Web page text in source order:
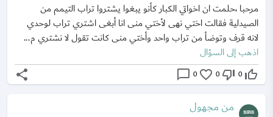
مرحبا ،حلمت ان اخواتي الكبار كأنو يبغوا يشتروا تراب التيمم من
الصيدلية فقالت اختي نهى لأختي منى انا أبغى اشتري تراب لوحدي
لانه قرف وتوضأ من تراب واحد وأختي منى كانت تقول لا نشتري م...
اذهب إلى السؤال
thumb_up_off_alt
0
thumb_down_off_alt
0
favorite_border
0
chat_bubble_outline
share
من مجهول